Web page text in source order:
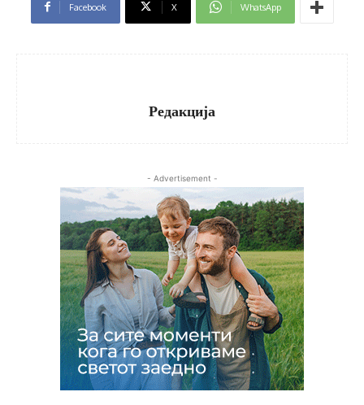
Facebook X WhatsApp
Редакција
- Advertisement -